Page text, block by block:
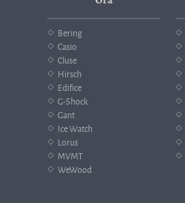
Bering
Casio
Cluse
Hirsch
Edifice
G-Shock
Gant
Ice Watch
Lorus
MVMT
WeWood